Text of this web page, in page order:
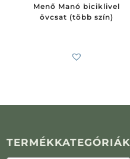
Menő Manó biciklivel
övcsat (több szín)
TERMÉKKATEGÓRIÁK